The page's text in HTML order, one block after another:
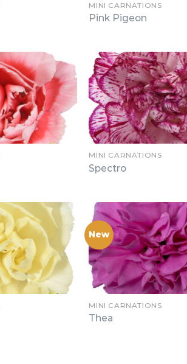
MINI CARNATIONS
Pink Pigeon
MINI CARNATIONS
Spectro
New
MINI CARNATIONS
Thea